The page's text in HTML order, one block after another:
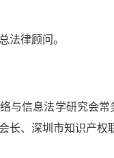
法律顾问。
与信息法学研究会
、深圳市知识产权